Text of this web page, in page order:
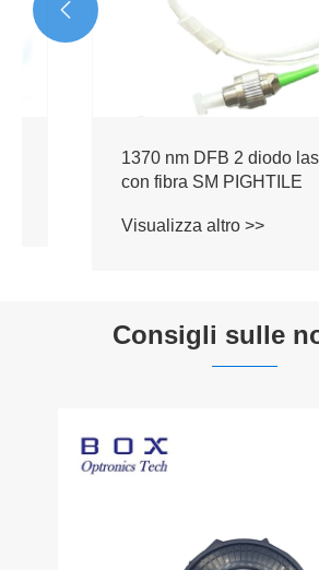
1370 nm DFB 2 diodo laser
con fibra SM PIGHTILE
Visualizza altro >>

Consigli sulle